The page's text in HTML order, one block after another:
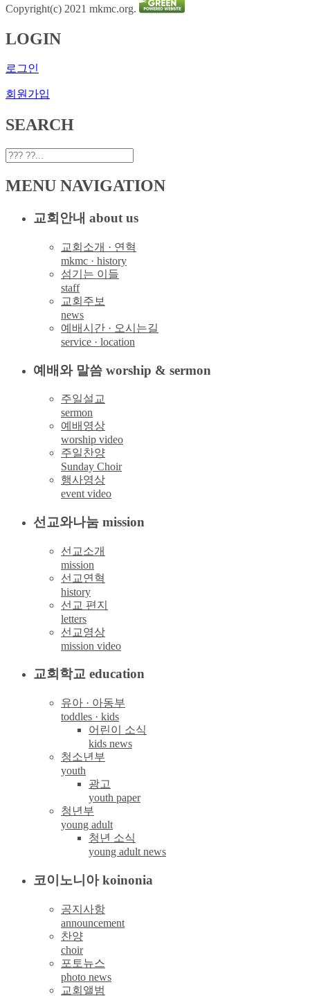
Copyright(c) 2021 mkmc.org.
LOGIN
로그인
회원가입
SEARCH
MENU NAVIGATION
교회안내 about us
교회소개 · 연혁
mkmc · history
섬기는 이들
staff
교회주보
news
예배시간 · 오시는길
service · location
예배와 말씀 worship & sermon
주일설교
sermon
예배영상
worship video
주일찬양
Sunday Choir
행사영상
event video
선교와나눔 mission
선교소개
mission
선교연혁
history
선교 편지
letters
선교영상
mission video
교회학교 education
유아 · 아동부
toddles · kids
어린이 소식
kids news
청소년부
youth
광고
youth paper
청년부
young adult
청년 소식
young adult news
코이노니아 koinonia
공지사항
announcement
찬양
choir
포토뉴스
photo news
교회앨범